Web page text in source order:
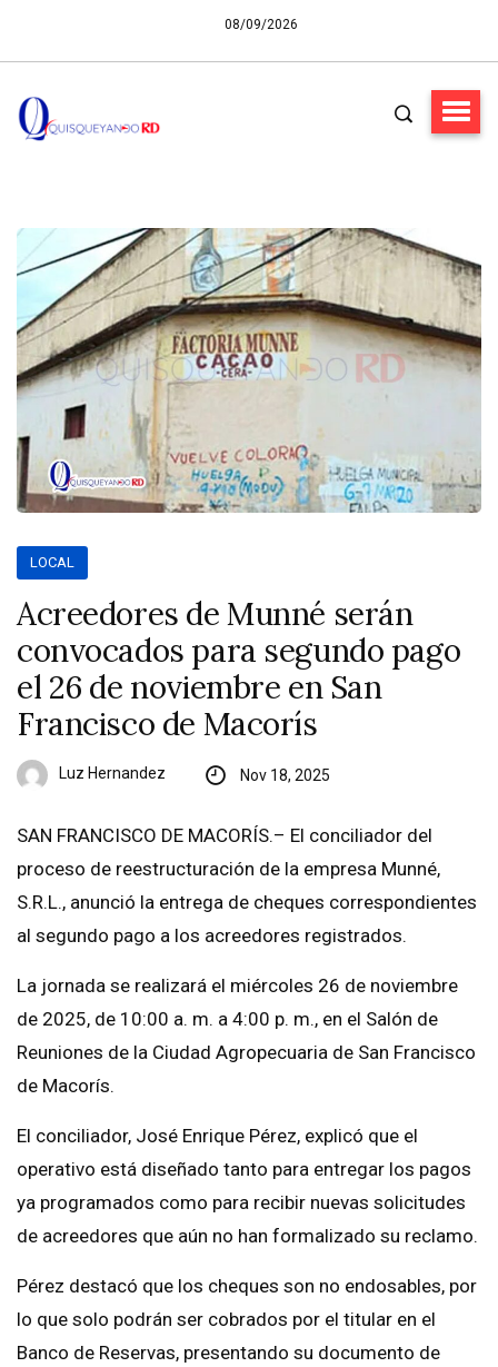
08/09/2026
LOCAL
Acreedores de Munné serán
convocados para segundo pago
el 26 de noviembre en San
Francisco de Macorís
Luz Hernandez Nov 18, 2025
SAN FRANCISCO DE MACORÍS.– El conciliador del
proceso de reestructuración de la empresa Munné,
S.R.L., anunció la entrega de cheques correspondientes
al segundo pago a los acreedores registrados.
La jornada se realizará el miércoles 26 de noviembre
de 2025, de 10:00 a. m. a 4:00 p. m., en el Salón de
Reuniones de la Ciudad Agropecuaria de San Francisco
de Macorís.
El conciliador, José Enrique Pérez, explicó que el
operativo está diseñado tanto para entregar los pagos
ya programados como para recibir nuevas solicitudes
de acreedores que aún no han formalizado su reclamo.
Pérez destacó que los cheques son no endosables, por
lo que solo podrán ser cobrados por el titular en el
Banco de Reservas, presentando su documento de